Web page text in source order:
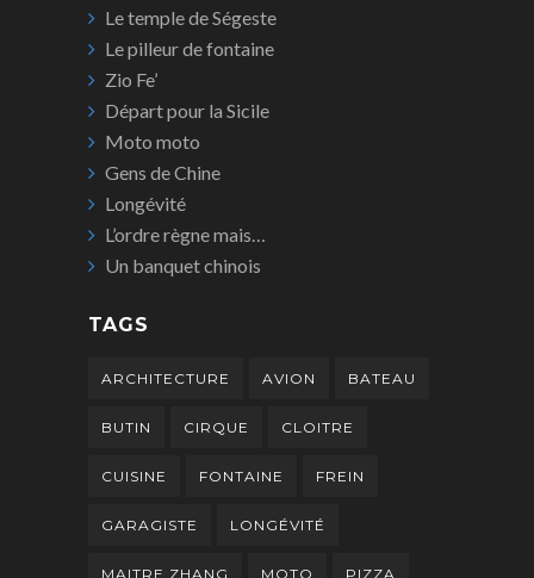
Le temple de Ségeste
Le pilleur de fontaine
Zio Fe’
Départ pour la Sicile
Moto moto
Gens de Chine
Longévité
L’ordre règne mais…
Un banquet chinois
TAGS
ARCHITECTURE AVION BATEAU
BUTIN CIRQUE CLOITRE
CUISINE FONTAINE FREIN
GARAGISTE LONGÉVITÉ
MAITRE ZHANG MOTO PIZZA